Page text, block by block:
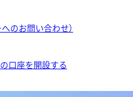
のお問い合わせ）
口座を開設する